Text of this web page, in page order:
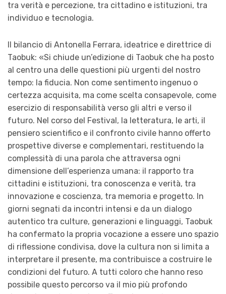
tra verità e percezione, tra cittadino e istituzioni, tra
individuo e tecnologia.
Il bilancio di Antonella Ferrara, ideatrice e direttrice di
Taobuk: «Si chiude un’edizione di Taobuk che ha posto
al centro una delle questioni più urgenti del nostro
tempo: la fiducia. Non come sentimento ingenuo o
certezza acquisita, ma come scelta consapevole, come
esercizio di responsabilità verso gli altri e verso il
futuro. Nel corso del Festival, la letteratura, le arti, il
pensiero scientifico e il confronto civile hanno offerto
prospettive diverse e complementari, restituendo la
complessità di una parola che attraversa ogni
dimensione dell’esperienza umana: il rapporto tra
cittadini e istituzioni, tra conoscenza e verità, tra
innovazione e coscienza, tra memoria e progetto. In
giorni segnati da incontri intensi e da un dialogo
autentico tra culture, generazioni e linguaggi, Taobuk
ha confermato la propria vocazione a essere uno spazio
di riflessione condivisa, dove la cultura non si limita a
interpretare il presente, ma contribuisce a costruire le
condizioni del futuro. A tutti coloro che hanno reso
possibile questo percorso va il mio più profondo